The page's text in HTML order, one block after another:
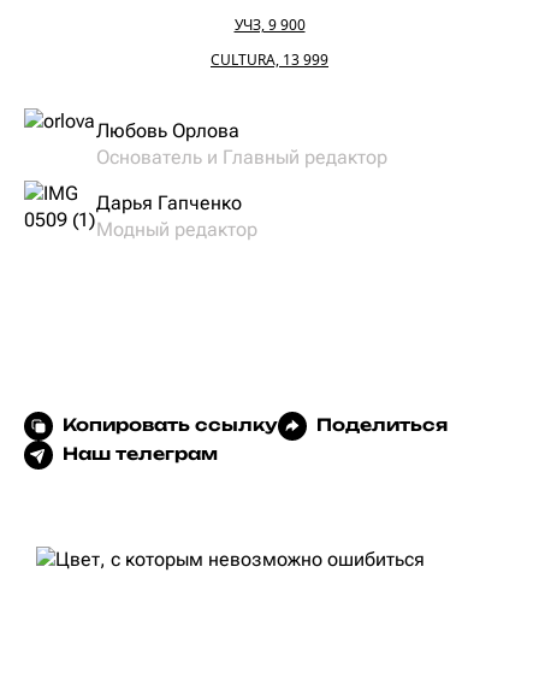
УЧЗ, 9 900
CULTURA, 13 999
Любовь Орлова
Основатель и Главный редактор
Дарья Гапченко
Модный редактор
Копировать ссылку
Поделиться
Наш телеграм